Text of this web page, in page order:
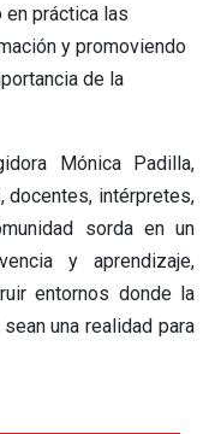
en práctica las
y promoviendo
de la
Mónica Padilla,
docentes, intérpretes,
sorda en un
y aprendizaje,
entornos donde la
una realidad para